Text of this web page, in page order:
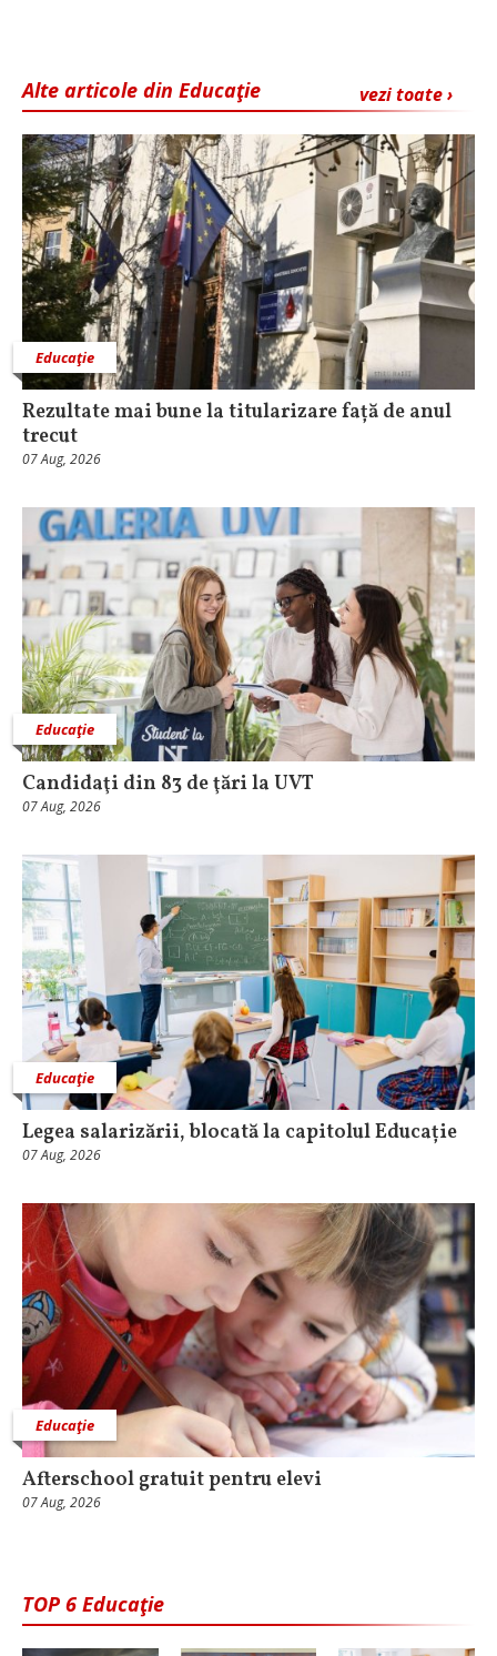
vezi toate ›
Alte articole din Educaţie
Educaţie
Rezultate mai bune la titularizare față de anul
trecut
07 Aug, 2026
Educaţie
Candidaţi din 83 de ţări la UVT
07 Aug, 2026
Educaţie
Legea salarizării, blocată la capitolul Educație
07 Aug, 2026
Educaţie
Afterschool gratuit pentru elevi
07 Aug, 2026
TOP 6 Educaţie